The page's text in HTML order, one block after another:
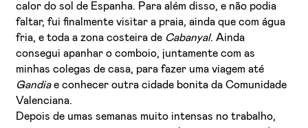
calor do sol de Espanha. Para além disso, e não podia
faltar, fui finalmente visitar a praia, ainda que com água
fria, e toda a zona costeira de Cabanyal. Ainda
consegui apanhar o comboio, juntamente com as
minhas colegas de casa, para fazer uma viagem até
Gandiae conhecer outra cidade bonita da Comunidade
Valenciana.
Depois de umas semanas muito intensas no trabalho,